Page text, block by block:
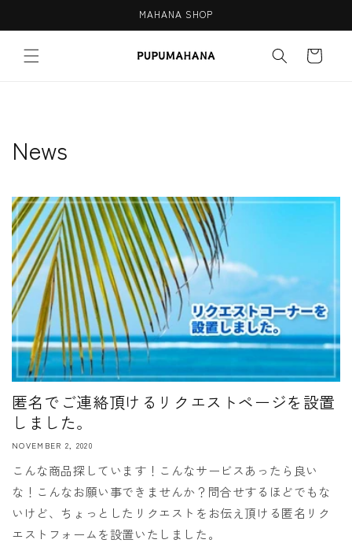
MAHANA SHOP
Cart
News
匿名でご連絡頂けるリクエストページを設置
しました。
NOVEMBER 2, 2020
こんな商品探しています！こんなサービスあったら良い
な！こんなお願い事できませんか？問合せするほどでもな
いけど、ちょっとしたリクエストをお伝え頂ける匿名リク
エストフォームを設置いたしました。